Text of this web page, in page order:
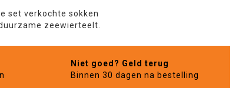
set verkochte sokken
zeewierteelt.
Niet goed? Geld terug
Binnen 30 dagen na bestelling